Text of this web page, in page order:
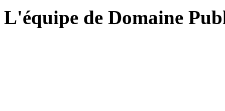
L'équipe de Domaine